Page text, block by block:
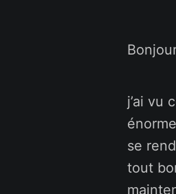
j’ai vu
se
tout